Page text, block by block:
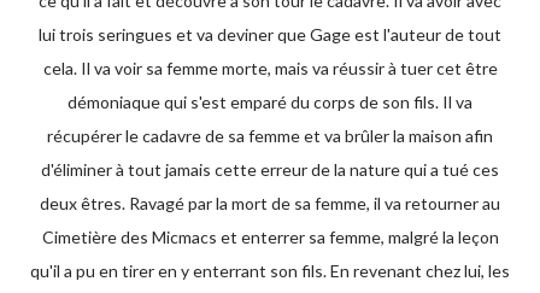
lui trois seringues et va deviner que Gage est l'auteur de tout
cela. Il va voir sa femme morte, mais va réussir à tuer cet être
démoniaque qui s'est emparé du corps de son fils. Il va
récupérer le cadavre de sa femme et va brûler la maison afin
d'éliminer à tout jamais cette erreur de la nature qui a tué ces
deux êtres. Ravagé par la mort de sa femme, il va retourner au
Cimetière des Micmacs et enterrer sa femme, malgré la leçon
qu'il a pu en tirer en y enterrant son fils. En revenant chez lui, les